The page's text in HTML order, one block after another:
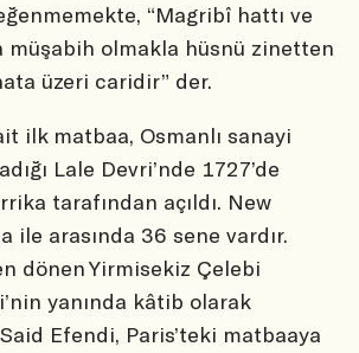
“Magribî hattı ve
olmakla hüsnü zinetten
üzeri caridir” der.
ilk matbaa, Osmanlı sanayi
Lale Devri’nde 1727’de
tarafından açıldı. New
ile arasında 36 sene vardır.
dönen Yirmisekiz Çelebi
yanında kâtib olarak
Efendi, Paris’teki matbaaya